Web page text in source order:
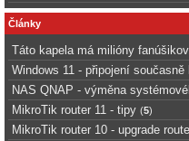
Články
Táto kapela má milióny
Windows 11 - připojení
NAS QNAP - výměna
MikroTik router 11 - tipy (5)
MikroTik router 10 - upgrade